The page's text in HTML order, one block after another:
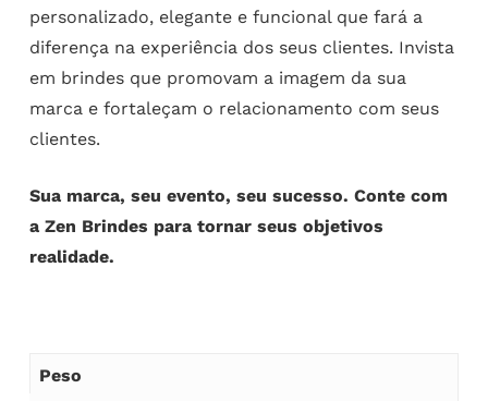
personalizado, elegante e funcional que fará a
diferença na experiência dos seus clientes. Invista
em brindes que promovam a imagem da sua
marca e fortaleçam o relacionamento com seus
clientes.
Sua marca, seu evento, seu sucesso. Conte com
a Zen Brindes para tornar seus objetivos
realidade.
Peso